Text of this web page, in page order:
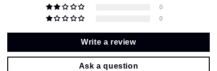
0
0
Write a review
Ask a question